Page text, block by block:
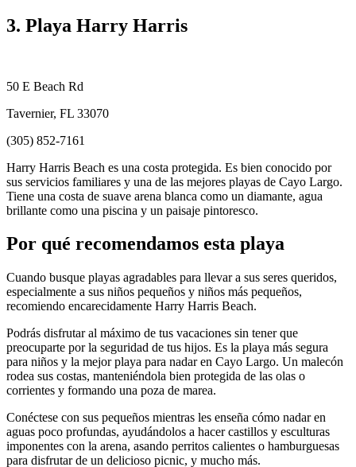
3. Playa Harry Harris
50 E Beach Rd
Tavernier, FL 33070
(305) 852-7161
Harry Harris Beach es una costa protegida. Es bien conocido por
sus servicios familiares y una de las mejores playas de Cayo Largo.
Tiene una costa de suave arena blanca como un diamante, agua
brillante como una piscina y un paisaje pintoresco.
Por qué recomendamos esta playa
Cuando busque playas agradables para llevar a sus seres queridos,
especialmente a sus niños pequeños y niños más pequeños,
recomiendo encarecidamente Harry Harris Beach.
Podrás disfrutar al máximo de tus vacaciones sin tener que
preocuparte por la seguridad de tus hijos. Es la playa más segura
para niños y la mejor playa para nadar en Cayo Largo. Un malecón
rodea sus costas, manteniéndola bien protegida de las olas o
corrientes y formando una poza de marea.
Conéctese con sus pequeños mientras les enseña cómo nadar en
aguas poco profundas, ayudándolos a hacer castillos y esculturas
imponentes con la arena, asando perritos calientes o hamburguesas
para disfrutar de un delicioso picnic, y mucho más.